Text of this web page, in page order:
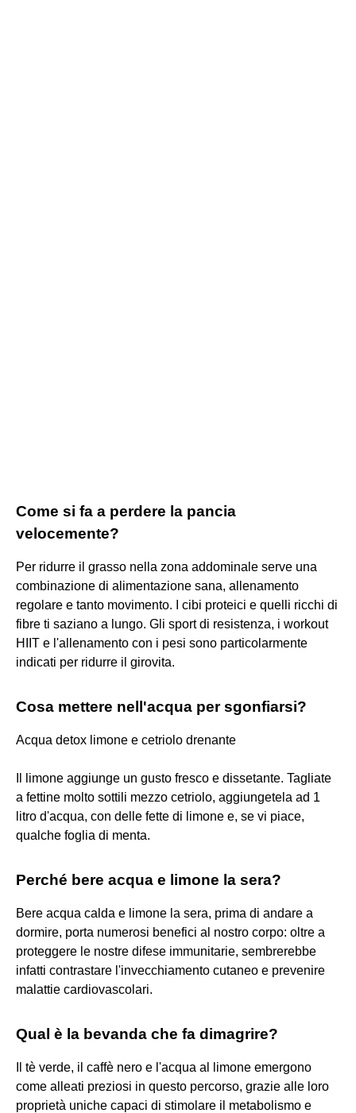
Come si fa a perdere la pancia
velocemente?
Per ridurre il grasso nella zona addominale serve una
combinazione di alimentazione sana, allenamento
regolare e tanto movimento. I cibi proteici e quelli ricchi di
fibre ti saziano a lungo. Gli sport di resistenza, i workout
HIIT e l'allenamento con i pesi sono particolarmente
indicati per ridurre il girovita.
Cosa mettere nell'acqua per sgonfiarsi?
Acqua detox limone e cetriolo drenante
Il limone aggiunge un gusto fresco e dissetante. Tagliate
a fettine molto sottili mezzo cetriolo, aggiungetela ad 1
litro d'acqua, con delle fette di limone e, se vi piace,
qualche foglia di menta.
Perché bere acqua e limone la sera?
Bere acqua calda e limone la sera, prima di andare a
dormire, porta numerosi benefici al nostro corpo: oltre a
proteggere le nostre difese immunitarie, sembrerebbe
infatti contrastare l'invecchiamento cutaneo e prevenire
malattie cardiovascolari.
Qual è la bevanda che fa dimagrire?
Il tè verde, il caffè nero e l'acqua al limone emergono
come alleati preziosi in questo percorso, grazie alle loro
proprietà uniche capaci di stimolare il metabolismo e